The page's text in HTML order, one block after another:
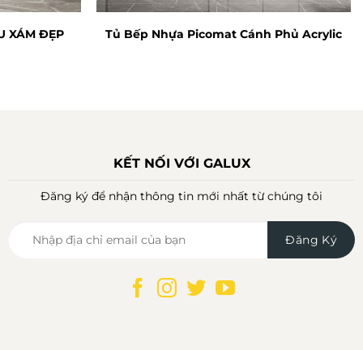
XÁM ĐẸP Tủ Bếp Nhựa Picomat Cánh Phủ Acrylic
KẾT NỐI VỚI GALUX
Đăng ký để nhận thông tin mới nhất từ chúng tôi